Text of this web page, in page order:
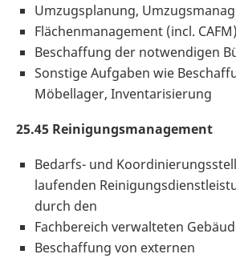
Umzugsplanung,
Flächenmanagement (incl. CAFM)
Beschaffung der notwendigen
Sonstige Aufgaben wie
Möbellager, Inventarisierung
25.45 Reinigungsmanagement
Bedarfs- und
laufenden
durch den
Fachbereich verwalteten
Beschaffung von externen